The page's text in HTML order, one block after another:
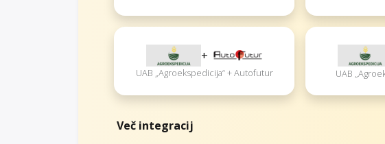
+
UAB „Agroekspedicija“ + Autofutur UAB
Več integracij